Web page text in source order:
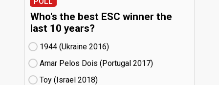
Who's the best ESC winner the
last 10 years?
1944 (Ukraine
16)
Amar Pelos Dois (Portugal
17)
Toy (Israel
18)